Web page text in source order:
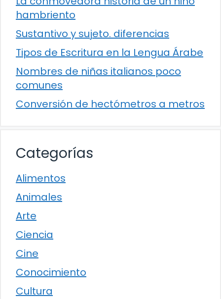
hambriento
Sustantivo y sujeto. diferencias
Tipos de Escritura en la Lengua Árabe
Nombres de niñas italianos poco
comunes
Conversión de hectómetros a metros
Categorías
Alimentos
Animales
Arte
Ciencia
Cine
Conocimiento
Cultura